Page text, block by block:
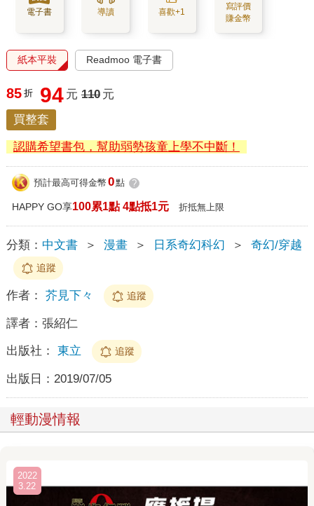
電子書 導讀 喜歡+1
寫評價
賺金幣
紙本平裝 Readmoo 電子書
85 折 94 元 110 元
買整套
認購希望書包，幫助弱勢孩童上學不中斷！
預計最高可得金幣 0點 ?
HAPPY GO享100累1點 4點抵1元 折抵無上限
分類： 中文書 ＞ 漫畫 ＞ 日系奇幻科幻 ＞ 奇幻/穿越
追蹤
作者： 芥見下々 追蹤
譯者： 張紹仁
出版社： 東立 追蹤
出版日： 2019/07/05
輕動漫情報
2022
3.22